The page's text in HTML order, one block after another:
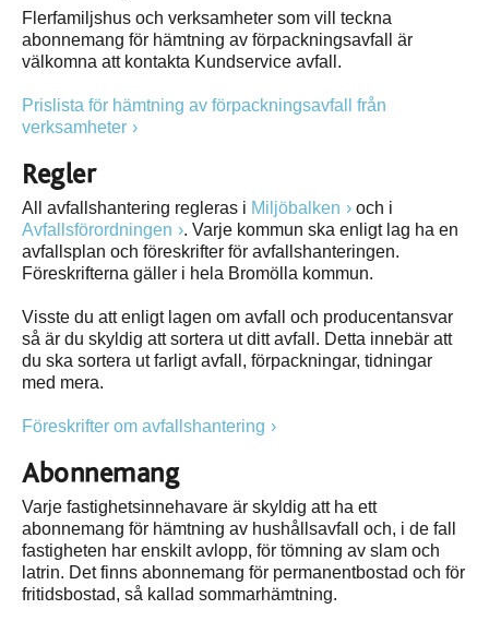
Flerfamiljshus och verksamheter som vill teckna
abonnemang för hämtning av förpackningsavfall är
välkomna att kontakta Kundservice avfall.
Prislista för hämtning av förpackningsavfall från
verksamheter
Regler
All avfallshantering regleras i Miljöbalken
och i
Avfallsförordningen
. Varje kommun ska enligt lag ha en
avfallsplan och föreskrifter för avfallshanteringen.
Föreskrifterna gäller i hela Bromölla kommun.
Visste du att enligt lagen om avfall och producentansvar
så är du skyldig att sortera ut ditt avfall. Detta innebär att
du ska sortera ut farligt avfall, förpackningar, tidningar
med mera.
Föreskrifter om avfallshantering
Abonnemang
Varje fastighetsinnehavare är skyldig att ha ett
abonnemang för hämtning av hushållsavfall och, i de fall
fastigheten har enskilt avlopp, för tömning av slam och
latrin. Det finns abonnemang för permanentbostad och för
fritidsbostad, så kallad sommarhämtning.